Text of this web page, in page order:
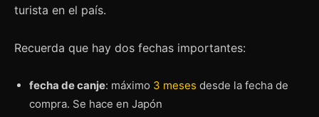
turista en el país.
Recuerda que hay dos fechas importantes:
fecha de canje: máximo 3 meses desde la fecha de
compra. Se hace en Japón